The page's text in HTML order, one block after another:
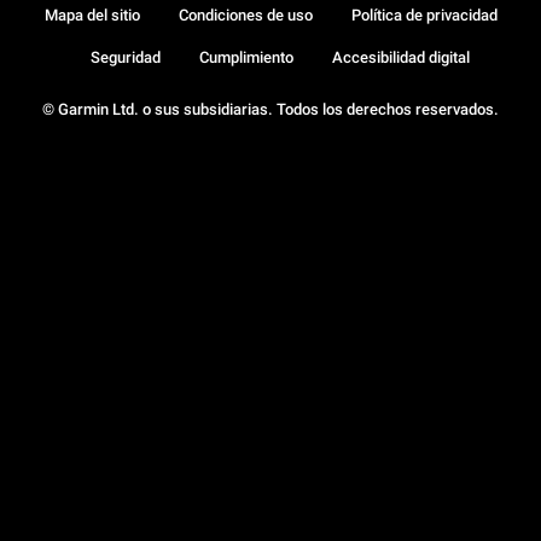
© Garmin Ltd. o sus subsidiarias. Todos los derechos reservados.
Mapa del sitio Condiciones de uso Política de privacidad
Seguridad Cumplimiento Accesibilidad digital